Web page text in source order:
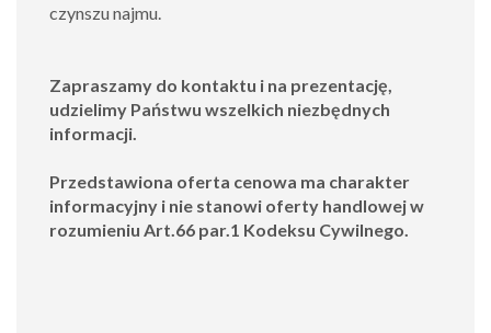
czynszu najmu.
Zapraszamy do kontaktu i na prezentację,
udzielimy Państwu wszelkich niezbędnych
informacji.
Przedstawiona oferta cenowa ma charakter
informacyjny i nie stanowi oferty handlowej w
rozumieniu Art.66 par.1 Kodeksu Cywilnego.